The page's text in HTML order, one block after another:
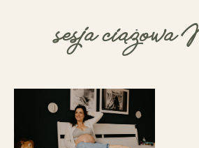
sesja